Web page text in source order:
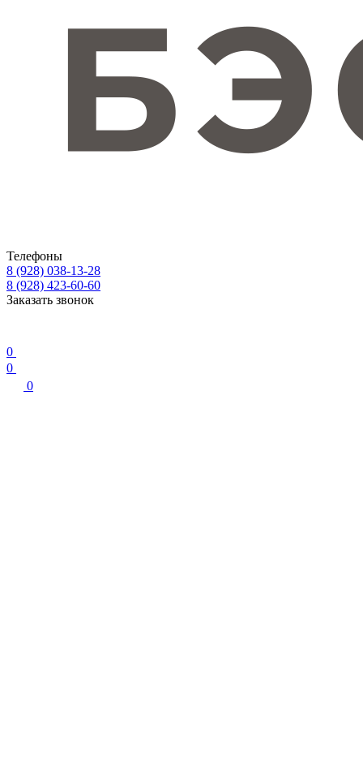
Телефоны
8 (928) 038-13-28
8 (928) 423-60-60
Заказать звонок
0
0
0